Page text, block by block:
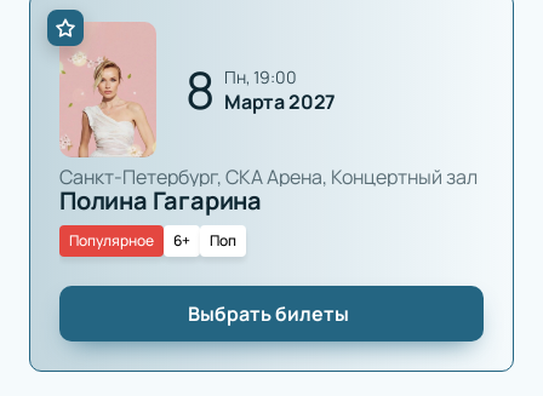
8 пн, 19:00
Марта 2027
Санкт-Петербург, СКА Арена, Концертный зал
Полина Гагарина
6+ Поп
Популярное
Выбрать билеты